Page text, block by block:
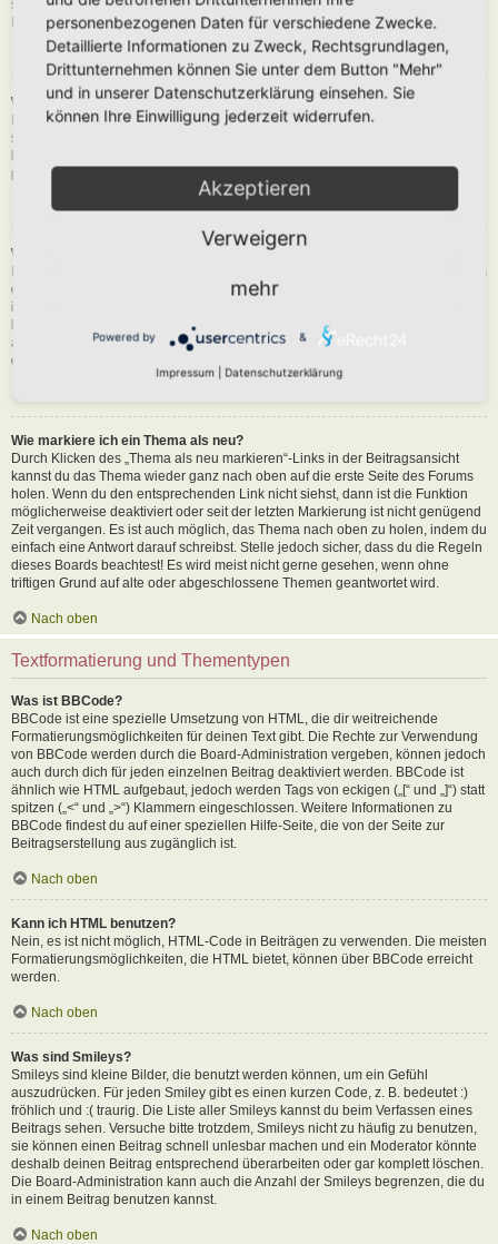
siehst du eine Schaltfläche in der Nähe des Beitrags, um diesen zu melden.
Du wirst dann durch die weiteren Schritte geführt.
Nach oben
Was bewirkt die „Speichern“-Schaltfläche beim Schreiben eines Beitrags?
Hiermit kannst du die geschriebene Entwürfe speichern und zu einem
späteren Zeitpunkt vervollständigen und absenden. Den gesicherten Beitrag
kannst du mit der Funktion „Gespeicherte Entwürfe verwalten“ in deinem
persönlichen Bereich erneut laden.
Nach oben
Warum muss mein Beitrag erst freigegeben werden?
Die Board-Administration kann entschieden haben, dass in dem Forum, in dem
du einen Beitrag erstellt hast, die Beiträge zuerst geprüft werden müssen. Es
ist auch möglich, dass die Administration dich zu einer Gruppe von Benutzern
hinzugefügt hat, bei denen sie die Beiträge erst begutachten möchte, bevor sie
auf der Seite sichtbar werden. Bitte kontaktiere die Board-Administration, wenn
du weitere Informationen dazu benötigst.
Wie markiere ich ein Thema als neu?
Durch Klicken des „Thema als neu markieren“-Links in der Beitragsansicht
kannst du das Thema wieder ganz nach oben auf die erste Seite des Forums
holen. Wenn du den entsprechenden Link nicht siehst, dann ist die Funktion
möglicherweise deaktiviert oder seit der letzten Markierung ist nicht genügend
Zeit vergangen. Es ist auch möglich, das Thema nach oben zu holen, indem du
einfach eine Antwort darauf schreibst. Stelle jedoch sicher, dass du die Regeln
dieses Boards beachtest! Es wird meist nicht gerne gesehen, wenn ohne
triftigen Grund auf alte oder abgeschlossene Themen geantwortet wird.
Nach oben
Textformatierung und Thementypen
Was ist BBCode?
BBCode ist eine spezielle Umsetzung von HTML, die dir weitreichende
Formatierungsmöglichkeiten für deinen Text gibt. Die Rechte zur Verwendung
von BBCode werden durch die Board-Administration vergeben, können jedoch
auch durch dich für jeden einzelnen Beitrag deaktiviert werden. BBCode ist
ähnlich wie HTML aufgebaut, jedoch werden Tags von eckigen („[“ und „]“) statt
spitzen („<“ und „>“) Klammern eingeschlossen. Weitere Informationen zu
BBCode findest du auf einer speziellen Hilfe-Seite, die von der Seite zur
Beitragserstellung aus zugänglich ist.
Nach oben
Kann ich HTML benutzen?
Nein, es ist nicht möglich, HTML-Code in Beiträgen zu verwenden. Die meisten
Formatierungsmöglichkeiten, die HTML bietet, können über BBCode erreicht
werden.
Nach oben
Was sind Smileys?
Smileys sind kleine Bilder, die benutzt werden können, um ein Gefühl
auszudrücken. Für jeden Smiley gibt es einen kurzen Code, z. B. bedeutet :)
fröhlich und :( traurig. Die Liste aller Smileys kannst du beim Verfassen eines
Beitrags sehen. Versuche bitte trotzdem, Smileys nicht zu häufig zu benutzen,
sie können einen Beitrag schnell unlesbar machen und ein Moderator könnte
deshalb deinen Beitrag entsprechend überarbeiten oder gar komplett löschen.
Die Board-Administration kann auch die Anzahl der Smileys begrenzen, die du
in einem Beitrag benutzen kannst.
Nach oben
personenbezogenen Daten für verschiedene Zwecke.
Detaillierte Informationen zu Zweck, Rechtsgrundlagen,
Drittunternehmen können Sie unter dem Button "Mehr"
und in unserer Datenschutzerklärung einsehen. Sie
können Ihre Einwilligung jederzeit widerrufen.
Akzeptieren
Verweigern
mehr
Powered by &
Impressum Datenschutzerklärung